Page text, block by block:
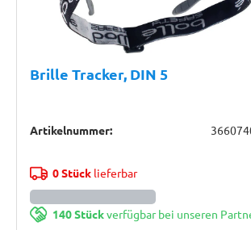
Brille Tracker, DIN 5
Artikelnummer:
0 Stücklieferbar
140 Stückverfügbar bei unseren